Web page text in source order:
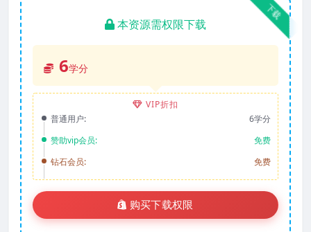
下载
本资源需权限下载
6学分
VIP折扣
普通用户:
6学分
赞助vip会员:
免费
钻石会员:
免费
购买下载权限